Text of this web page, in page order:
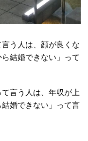
言う人は、顔が良くな
結婚できない」って
言う人は、年収が上
婚できない」って言